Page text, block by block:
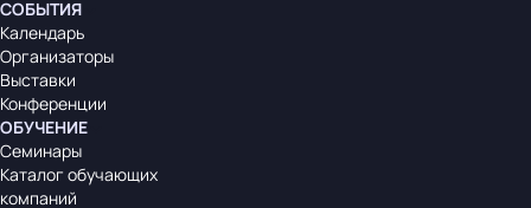
СОБЫТИЯ
Календарь
Организаторы
Выставки
Конференции
ОБУЧЕНИЕ
Семинары
Каталог обучающих
компаний